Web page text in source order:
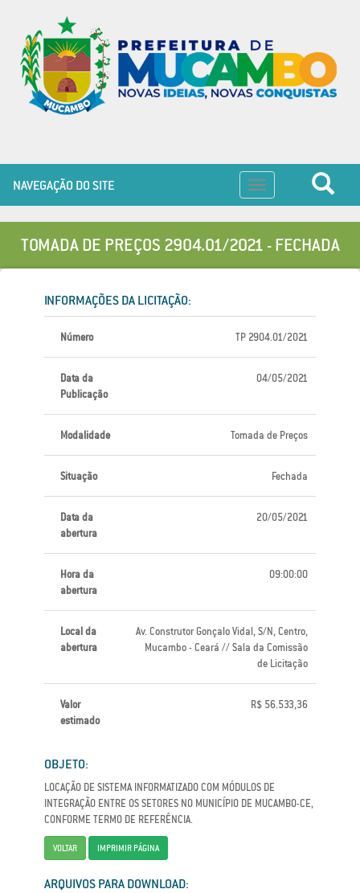
Toggle
navigation
NAVEGAÇÃO DO SITE
TOMADA DE PREÇOS 2904.01/2021 - FECHADA
INFORMAÇÕES DA LICITAÇÃO:
Número TP 2904.01/2021
Data da
Publicação
04/05/2021
Modalidade Tomada de Preços
Situação Fechada
Data da
abertura
20/05/2021
Hora da
abertura
09:00:00
Local da
abertura
Av. Construtor Gonçalo Vidal, S/N, Centro,
Mucambo - Ceará // Sala da Comissão
de Licitação
Valor
estimado
R$ 56.533,36
OBJETO:
LOCAÇÃO DE SISTEMA INFORMATIZADO COM MÓDULOS DE
INTEGRAÇÃO ENTRE OS SETORES NO MUNICÍPIO DE MUCAMBO-CE,
CONFORME TERMO DE REFERÊNCIA.
VOLTAR IMPRIMIR PÁGINA
ARQUIVOS PARA DOWNLOAD: